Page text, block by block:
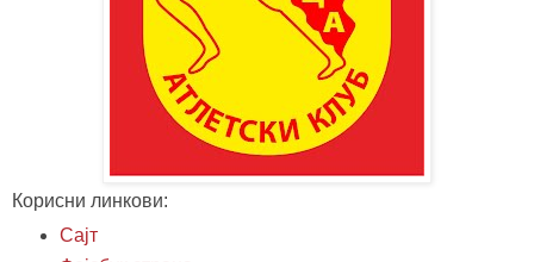
Корисни линкови:
Сајт